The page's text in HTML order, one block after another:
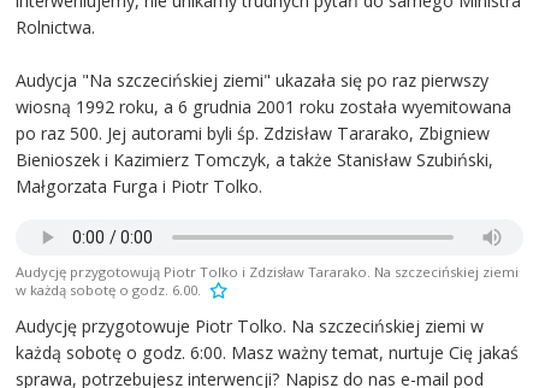
Rolnictwa.
Audycja "Na szczecińskiej ziemi" ukazała się po raz pierwszy
wiosną 1992 roku, a 6 grudnia 2001 roku została wyemitowana
po raz 500. Jej autorami byli śp. Zdzisław Tararako, Zbigniew
Bienioszek i Kazimierz Tomczyk, a także Stanisław Szubiński,
Małgorzata Furga i Piotr Tolko.
Audycję przygotowują Piotr Tolko i Zdzisław Tararako. Na szczecińskiej ziemi
w każdą sobotę o godz. 6.00.
Audycję przygotowuje Piotr Tolko. Na szczecińskiej ziemi w
każdą sobotę o godz. 6:00. Masz ważny temat, nurtuje Cię jakaś
sprawa, potrzebujesz interwencji? Napisz do nas e-mail pod